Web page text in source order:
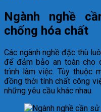
Ngành nghề
chống hóa chất
Các ngành nghề đặc thù
để đảm bảo an toàn cho
trình làm việc. Tùy thuộc
đồng thời tính chất công
những yêu cầu khác nhau.